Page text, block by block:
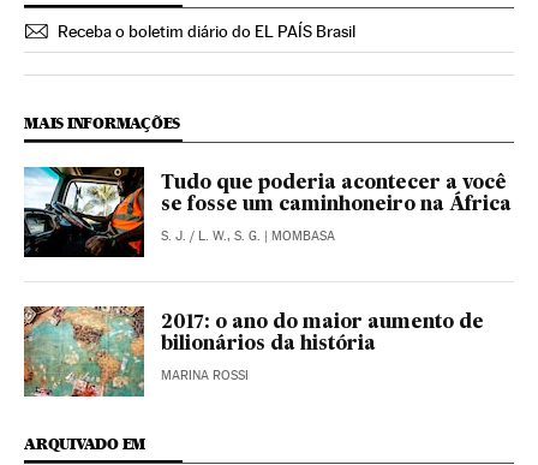
Receba o boletim diário do EL PAÍS Brasil
MAIS INFORMAÇÕES
Tudo que poderia acontecer a você
se fosse um caminhoneiro na África
S. J. / L. W., S. G. | MOMBASA
2017: o ano do maior aumento de
bilionários da história
MARINA ROSSI
ARQUIVADO EM